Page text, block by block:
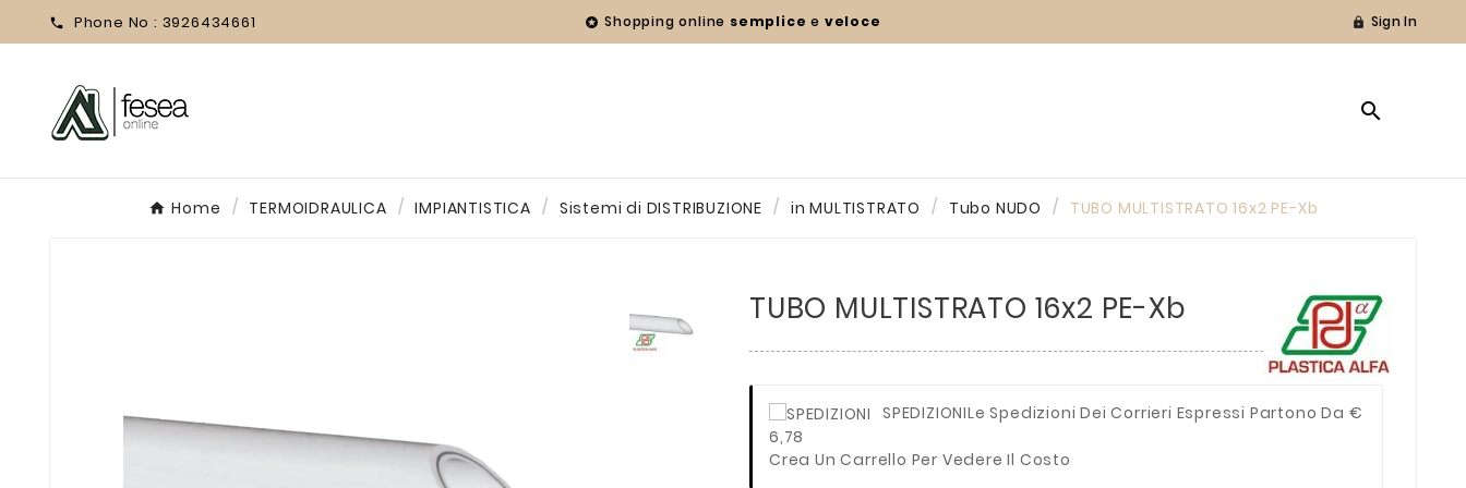
 Phone No : 3926434661  Shopping online semplice e veloce  Sign In

Home TERMOIDRAULICA IMPIANTISTICA Sistemi di DISTRIBUZIONE in MULTISTRATO Tubo NUDO TUBO MULTISTRATO 16x2 PE-Xb
TUBO MULTISTRATO 16x2 PE-Xb
SPEDIZIONILe Spedizioni Dei Corrieri Espressi Partono Da €
6,78
Crea Un Carrello Per Vedere Il Costo